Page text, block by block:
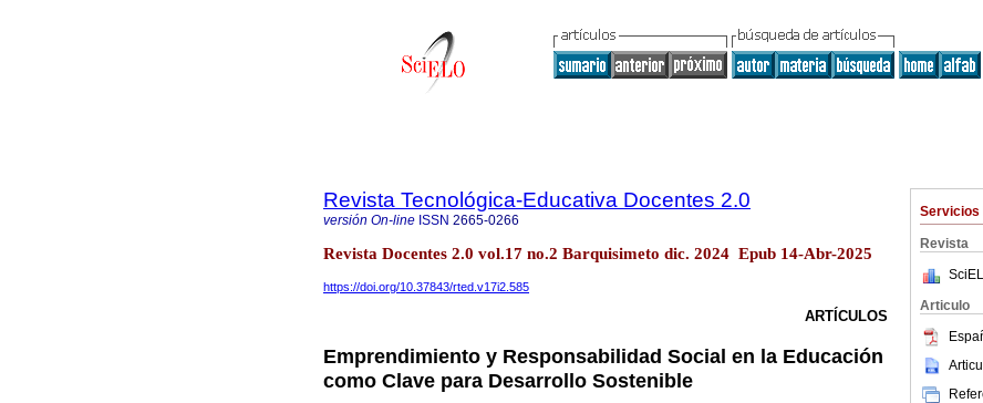
Servicios
Revista
Articulo
Revista Tecnológica-Educativa Docentes 2.0
versión On-line ISSN 2665-0266
Revista Docentes 2.0 vol.17 no.2 Barquisimeto dic. 2024 Epub 14-Abr-2025
https://doi.org/10.37843/rted.v17i2.585
ARTÍCULOS
Emprendimiento y Responsabilidad Social en la Educación
como Clave para Desarrollo Sostenible